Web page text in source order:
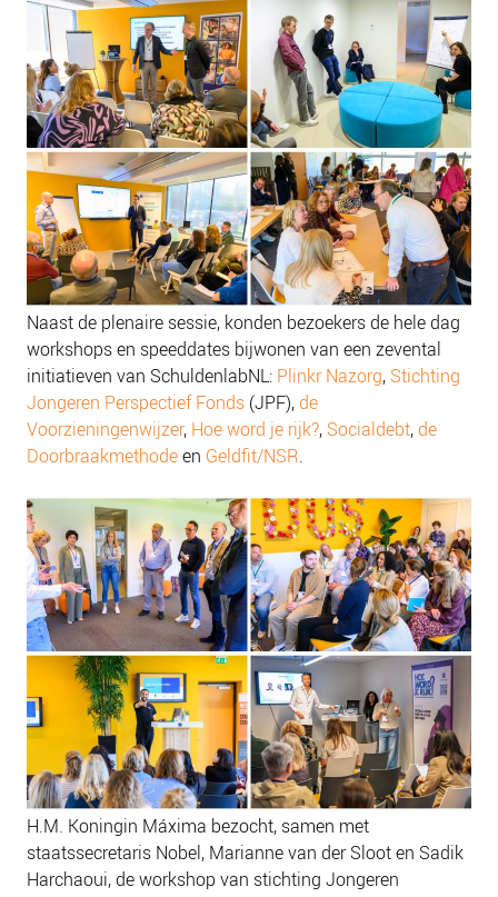
Naast de plenaire sessie, konden bezoekers de hele dag
workshops en speeddates bijwonen van een zevental
initiatieven van SchuldenlabNL: Plinkr Nazorg, Stichting
Jongeren Perspectief Fonds (JPF), de
Voorzieningenwijzer, Hoe word je rijk?, Socialdebt, de
Doorbraakmethodeen Geldfit/NSR.
H.M. Koningin Máxima bezocht, samen met
staatssecretaris Nobel, Marianne van der Sloot en Sadik
Harchaoui, de workshop van stichting Jongeren